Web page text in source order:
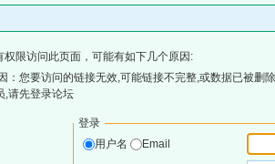
权限访问此页面，可能有如下几个原因:
：您要访问的链接无效,可能链接不完整,或数据已被删
,请先登录论坛
登录
用户名
Email